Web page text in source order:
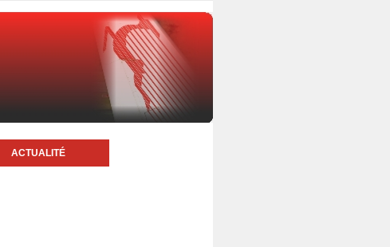
ACTUALITÉ